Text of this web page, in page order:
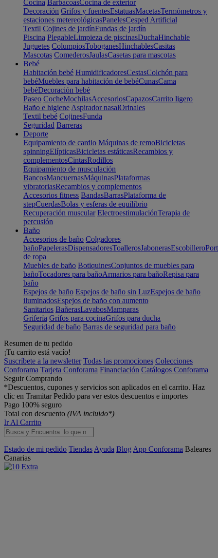
Cocina BarbacoasCocina de exterior
Decoración Grifos y fuentesEstatuasMacetasTermómetros y
estaciones metereológicasPanelesCesped Artificial
Textil Cojines de jardínFundas de jardín
Piscina PlegableLimpieza de piscinasDuchaHinchable
Juguetes ColumpiosToboganesHinchablesCasitas
Mascotas ComederosJaulasCasetas para mascotas
Bebé
Habitación bebé HumidificadoresCestasColchón para
bebéMuebles para habitación de bebéCunasCama
bebéDecoración bebé
Paseo CocheMochilasAccesoriosCapazosCarrito ligero
Baño e higiene Aspirador nasalOrinales
Textil bebé CojinesFunda
Seguridad Barreras
Deporte
Equipamiento de cardio Máquinas de remoBicicletas
spinningElípticasBicicletas estáticasRecambios y
complementosCintasRodillos
Equipamiento de musculación
BancosMancuernasMáquinasPlataformas
vibratoriasRecambios y complementos
Accesorios fitness BandasBarrasPlataforma de
stepCuerdasBolas y esferas de equilibrio
Recuperación muscular ElectroestimulaciónTerapia de
percusión
Baño
Accesorios de baño Colgadores
bañoPapelerasDispensadoresToallerosJabonerasEscobillero
de ropa
Muebles de baño BotiquinesConjuntos de muebles para
bañoTocadores para bañoArmarios para bañoRepisa para
baño
Espejos de baño Espejos de baño sin LuzEspejos de baño
iluminadosEspejos de baño con aumento
Sanitarios BañerasLavabosMamparas
Grifería Grifos para cocinaGrifos para ducha
Seguridad de baño Barras de seguridad para baño
Resumen de tu pedido
¡Tu carrito está vacío!
Suscríbete a la newsletter Todas las promociones Colecciones
Conforama Tarjeta Conforama Financiación Catálogos Conforama
Seguir Comprando
*Descuentos, cupones y servicios son aplicados en el carrito. Haz
clic en Tramitar Pedido para ver estos descuentos e importes
Pago 100% seguro
Total con descuento (IVA incluido*)
Ir Al Carrito
Estado de mi pedido Tiendas Ayuda Blog App Conforama Baleares
Canarias